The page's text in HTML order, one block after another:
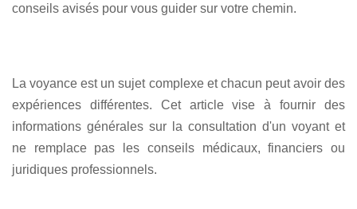
conseils avisés pour vous guider sur votre chemin.
La voyance est un sujet complexe et chacun peut avoir des
expériences différentes. Cet article vise à fournir des
informations générales sur la consultation d'un voyant et
ne remplace pas les conseils médicaux, financiers ou
juridiques professionnels.